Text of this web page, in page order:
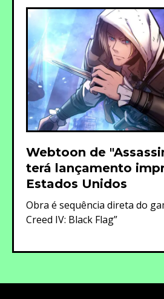
Webtoon de
terá lançamento
Estados Unidos
Obra é sequência direta do
Creed IV: Black Flag”